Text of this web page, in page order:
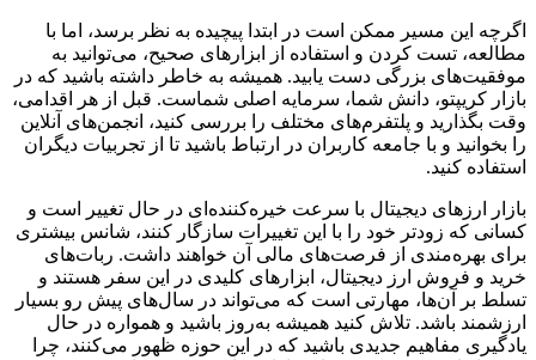
اگرچه این مسیر ممکن است در ابتدا پیچیده به نظر برسد، اما با
مطالعه، تست کردن و استفاده از ابزارهای صحیح، می‌توانید به
موفقیت‌های بزرگی دست یابید. همیشه به خاطر داشته باشید که در
بازار کریپتو، دانش شما، سرمایه اصلی شماست. قبل از هر اقدامی،
وقت بگذارید و پلتفرم‌های مختلف را بررسی کنید، انجمن‌های آنلاین
را بخوانید و با جامعه کاربران در ارتباط باشید تا از تجربیات دیگران
استفاده کنید.
بازار ارزهای دیجیتال با سرعت خیره‌کننده‌ای در حال تغییر است و
کسانی که زودتر خود را با این تغییرات سازگار کنند، شانس بیشتری
برای بهره‌مندی از فرصت‌های مالی آن خواهند داشت. ربات‌های
خرید و فروش ارز دیجیتال، ابزارهای کلیدی در این سفر هستند و
تسلط بر آن‌ها، مهارتی است که می‌تواند در سال‌های پیش رو بسیار
ارزشمند باشد. تلاش کنید همیشه به‌روز باشید و همواره در حال
یادگیری مفاهیم جدیدی باشید که در این حوزه ظهور می‌کنند، چرا